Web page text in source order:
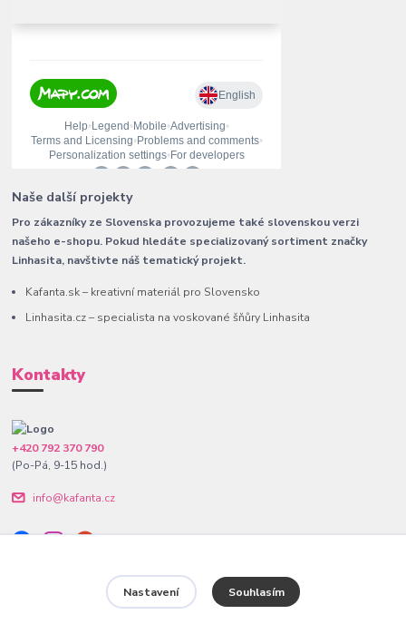
Naše další projekty
Pro zákazníky ze Slovenska provozujeme také slovenskou verzi
našeho e-shopu. Pokud hledáte specializovaný sortiment značky
Linhasita, navštivte náš tematický projekt.
Kafanta.sk – kreativní materiál pro Slovensko
Linhasita.cz – specialista na voskované šňůry Linhasita
Kontakty
+420 792 370 790
(Po-Pá, 9-15 hod.)
info@kafanta.cz
Nastavení Souhlasím